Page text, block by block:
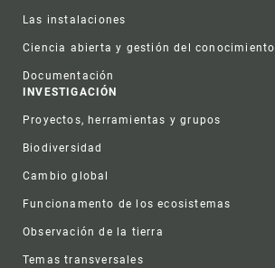
Las instalaciones
Ciencia abierta y gestión del conocimiento
Documentación
INVESTIGACIÓN
Proyectos, herramientas y grupos
Biodiversidad
Cambio global
Funcionamento de los ecosistemas
Observación de la tierra
Temas transversales